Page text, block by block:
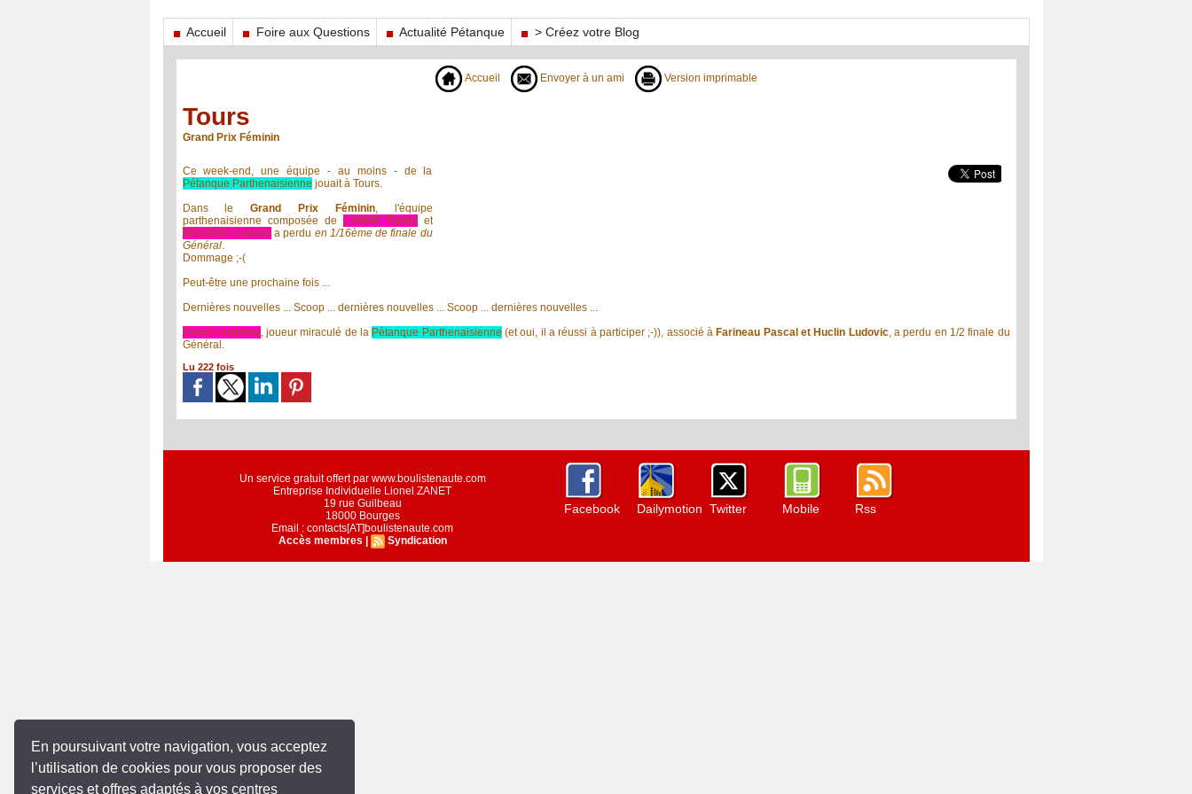
En poursuivant votre navigation, vous acceptez
l’utilisation de cookies pour vous proposer des
services et offres adaptés à vos centres
Accueil Foire aux Questions Actualité Pétanque > Créez votre Blog
Accueil Envoyer à un ami Version imprimable
Tours
Grand Prix Féminin
Ce week-end, une équipe - au moins - de la
Pétanque Parthenaisienne jouait à Tours.
Dans leGrand Prix Féminin, l'équipe
parthenaisienne composée de
LAMME Fannyet
MAGNAN Corinne a perdu en 1/16ème de finale du
Général.
Dommage ;-(
Peut-être une prochaine fois ...
Dernières nouvelles ... Scoop ... dernières nouvelles ... Scoop ... dernières nouvelles ...
David Landreau, joueur miraculé de la Pétanque Parthenaisienne (et oui, il a réussi à participer ;-)), associé à Farineau Pascal et Huclin Ludovic, a perdu en 1/2 finale du
Général.
Lu 222 fois
Un service gratuit offert par www.boulistenaute.com
Entreprise Individuelle Lionel ZANET
19 rue Guilbeau
18000 Bourges
Email : contacts[AT]boulistenaute.com
Accès membres
Syndication
Facebook Dailymotion Twitter Mobile Rss